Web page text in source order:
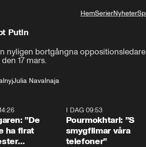
HemSerierNyheter
Putin
nyligen bortgångna
17 mars.
Julia Navalnaja
”De
ha firat
I DAG 09:53
Pourmokhtari: ”S
smygfilmar våra
telefoner”